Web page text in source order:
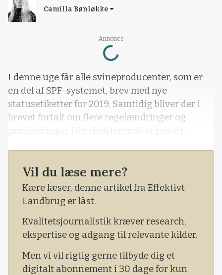
Annonce
Loading...
Camilla Bønløkke
I denne uge får alle svineproducenter, som er
en del af SPF-systemet, brev med nye
statusetiketter for 2019. Samtidig bliver der i
brevet fortalt om flere regelændringer og
præciseringer i de eksisterende regelsæt.
- Der er mange regler at forholde sig til. Og vi
ved, at der indimellem kan opstå lidt forvirring
om, hvordan man skal tolke de enkelte regler.
Derfor har vores regelsæt for SPF-besætninger
Vil du læse mere?
Kære læser, denne artikel fra Effektivt
Landbrug er låst.
Kvalitetsjournalistik kræver research,
ekspertise og adgang til relevante kilder.
Men vi vil rigtig gerne tilbyde dig et
digitalt abonnement i 30 dage for kun